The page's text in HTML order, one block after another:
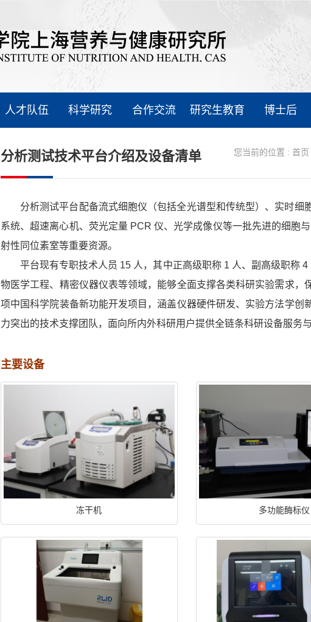
人才队伍 科学研究 合作交流 研究生教育 博士后
分析测试技术平台介绍及设备清单 您当前的位置 : 首页
分析测试平台配备流式细胞仪（包括全光谱型和传统型）、实时
系统、超速离心机、荧光定量 PCR 仪、光学成像仪等一批先进的细胞
射性同位素室等重要资源。
平台现有专职技术人员 15 人，其中正高级职称 1 人、副高级职称
物医学工程、精密仪器仪表等领域，能够全面支撑各类科研实验需求
项中国科学院装备新功能开发项目，涵盖仪器硬件研发、实验方法学
力突出的技术支撑团队，面向所内外科研用户提供全链条科研设备服务与
主要设备
冻干机 多功能酶标仪